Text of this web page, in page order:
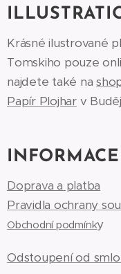
Krásné ilustrované
Tomskiho pouze
najdete také na
Papír Plojharv
INFORMACE
Doprava a platba
Pravidla ochrany
Obchodní podmínky
Odstoupení od